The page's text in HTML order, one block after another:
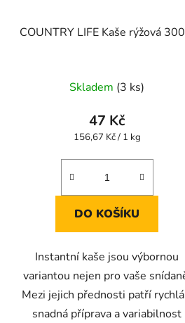
COUNTRY LIFE Kaše rýžová
Skladem (3 ks)
47 Kč
Měrná
156,67 Kč / 1 kg
DO KOŠÍKU
Instantní kaše jsou výbornou
variantou nejen pro vaše
Mezi jejich přednosti patří
snadná příprava a variabilnost